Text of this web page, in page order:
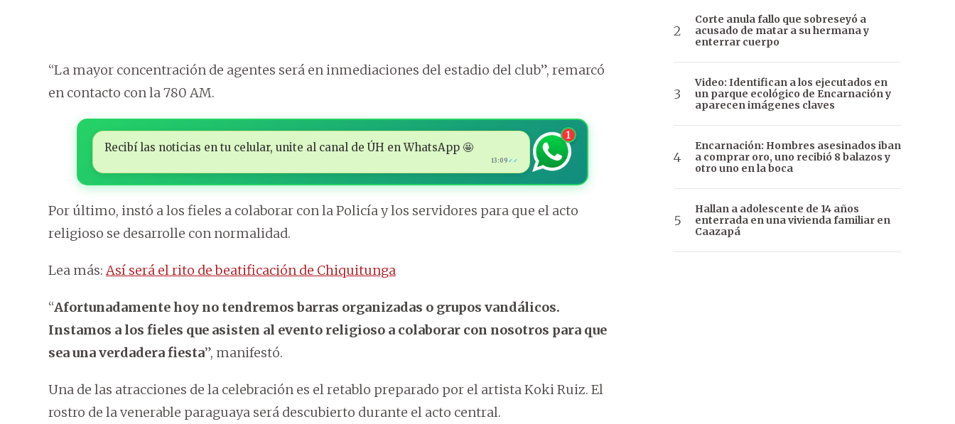
“La mayor concentración de agentes será en inmediaciones del estadio del club”, remarcó
en contacto con la 780 AM.
Recibí las noticias en tu celular, unite al canal de ÚH en WhatsApp 🤩
13:09 ✓✓
1
Por último, instó a los fieles a colaborar con la Policía y los servidores para que el acto
religioso se desarrolle con normalidad.
Lea más: Así será el rito de beatificación de Chiquitunga
“Afortunadamente hoy no tendremos barras organizadas o grupos vandálicos.
Instamos a los fieles que asisten al evento religioso a colaborar con nosotros para que
sea una verdadera fiesta”, manifestó.
Una de las atracciones de la celebración es el retablo preparado por el artista Koki Ruiz. El
rostro de la venerable paraguaya será descubierto durante el acto central.
Corte anula fallo que sobreseyó a
acusado de matar a su hermana y
enterrar cuerpo
Video: Identifican a los ejecutados en
un parque ecológico de Encarnación y
aparecen imágenes claves
Encarnación: Hombres asesinados iban
a comprar oro, uno recibió 8 balazos y
otro uno en la boca
Hallan a adolescente de 14 años
enterrada en una vivienda familiar en
Caazapá